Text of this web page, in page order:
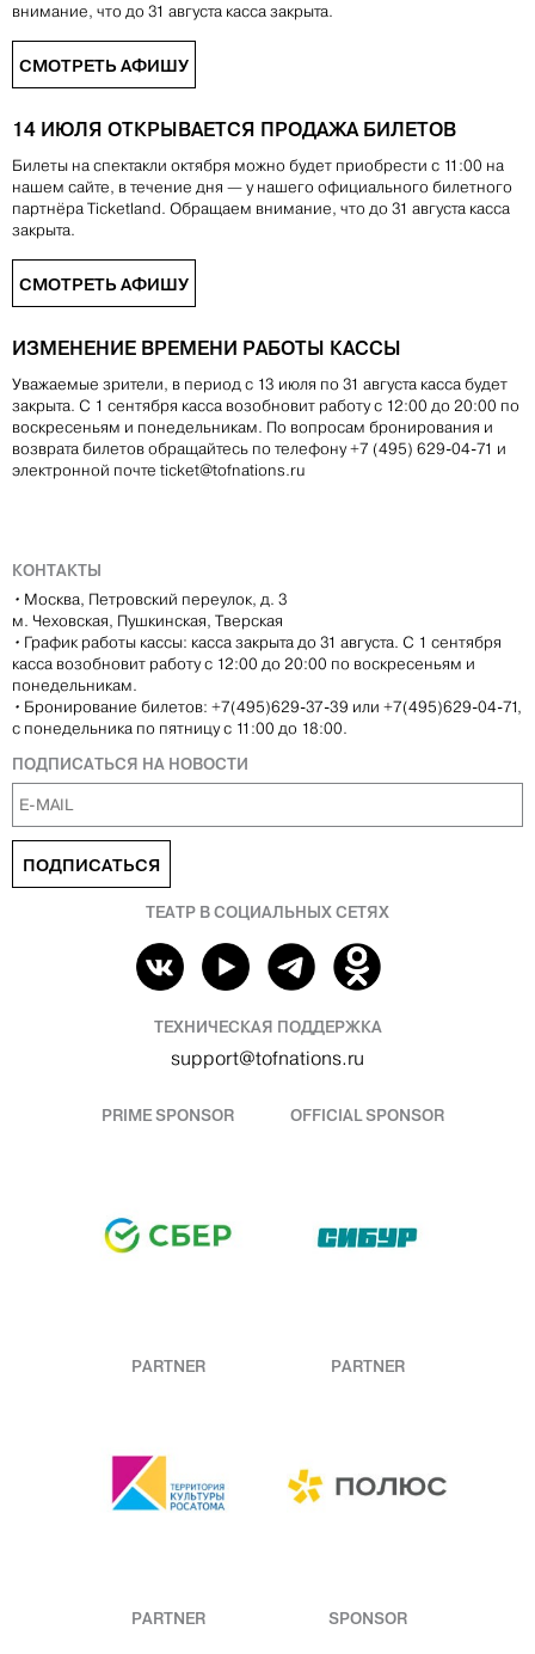
внимание, что до 31 августа касса закрыта.
СМОТРЕТЬ АФИШУ
14 ИЮЛЯ ОТКРЫВАЕТСЯ ПРОДАЖА БИЛЕТОВ
Билеты на спектакли октября можно будет приобрести с 11:00 на
нашем сайте, в течение дня — у нашего официального билетного
партнёра Ticketland. Обращаем внимание, что до 31 августа касса
закрыта.
СМОТРЕТЬ АФИШУ
ИЗМЕНЕНИЕ ВРЕМЕНИ РАБОТЫ КАССЫ
Уважаемые зрители, в период с 13 июля по 31 августа касса будет
закрыта. С 1 сентября касса возобновит работу с 12:00 до 20:00 по
воскресеньям и понедельникам. По вопросам бронирования и
возврата билетов обращайтесь по телефону +7 (495) 629-04-71 и
электронной почте ticket@tofnations.ru
КОНТАКТЫ
• Москва, Петровский переулок, д. 3
м. Чеховская, Пушкинская, Тверская
• График работы кассы: касса закрыта до 31 августа. С 1 сентября
касса возобновит работу с 12:00 до 20:00 по воскресеньям и
понедельникам.
• Бронирование билетов: +7(495)629-37-39 или +7(495)629-04-71,
с понедельника по пятницу с 11:00 до 18:00.
ПОДПИСАТЬСЯ НА НОВОСТИ
ПОДПИСАТЬСЯ
ТЕАТР В СОЦИАЛЬНЫХ СЕТЯХ
ТЕХНИЧЕСКАЯ ПОДДЕРЖКА
support@tofnations.ru
PRIME SPONSOR OFFICIAL SPONSOR
PARTNER PARTNER
PARTNER SPONSOR